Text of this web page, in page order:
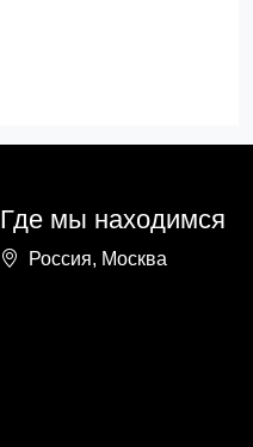
Где мы находимся
Россия, Москва